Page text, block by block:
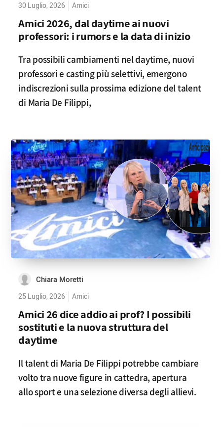
30 Luglio, 2026 Amici
Amici 2026, dal daytime ai nuovi
professori: i rumors e la data di inizio
Tra possibili cambiamenti nel daytime, nuovi
professori e casting più selettivi, emergono
indiscrezioni sulla prossima edizione del talent
di Maria De Filippi,
Chiara Moretti
25 Luglio, 2026 Amici
Amici 26 dice addio ai prof? I possibili
sostituti e la nuova struttura del
daytime
Il talent di Maria De Filippi potrebbe cambiare
volto tra nuove figure in cattedra, apertura
allo sport e una selezione diversa degli allievi.